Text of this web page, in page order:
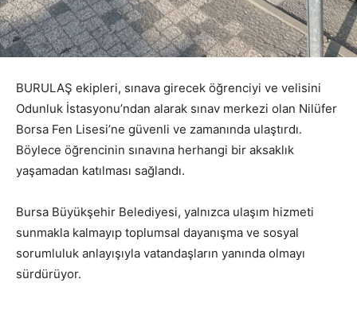
BURULAŞ ekipleri, sınava girecek öğrenciyi ve velisini
Odunluk İstasyonu’ndan alarak sınav merkezi olan Nilüfer
Borsa Fen Lisesi’ne güvenli ve zamanında ulaştırdı.
Böylece öğrencinin sınavına herhangi bir aksaklık
yaşamadan katılması sağlandı.
Bursa Büyükşehir Belediyesi, yalnızca ulaşım hizmeti
sunmakla kalmayıp toplumsal dayanışma ve sosyal
sorumluluk anlayışıyla vatandaşların yanında olmayı
sürdürüyor.